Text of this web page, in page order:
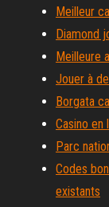
Meilleur
Diamond
Meilleure
Jouer à
Borgata
Casino en
Parc
Codes
existants